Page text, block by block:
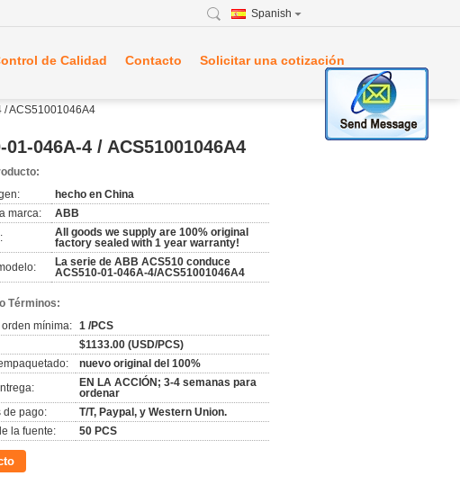
Spanish
de Calidad Contacto Solicitar una cotización
/ ACS51001046A4
046A-4 / ACS51001046A4
hecho en China
marca:
ABB
All goods we supply are 100% original
factory sealed with 1 year warranty!
La serie de ABB ACS510 conduce
ACS510-01-046A-4/ACS51001046A4
Términos:
mínima: 1 /PCS
$1133.00 (USD/PCS)
nuevo original del 100%
EN LA ACCIÓN; 3-4 semanas para
ordenar
de pago:
T/T, Paypal, y Western Union.
la fuente:
50 PCS